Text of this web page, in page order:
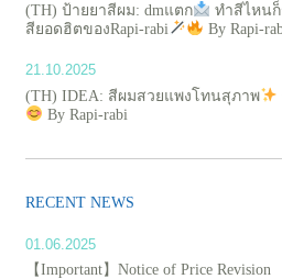
(TH) ป้ายยาสีผม: dmแตก
ทำสีไหน
สียอดฮิตของRapi-rabi
By Rapi-
21.10.2025
(TH) IDEA: สีผมสวยแพงโทนสุภาพ
By Rapi-rabi
RECENT NEWS
01.06.2025
【Important】Notice of Price Revision